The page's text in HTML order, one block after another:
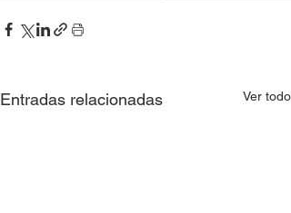
Entradas relacionadas Ver todo